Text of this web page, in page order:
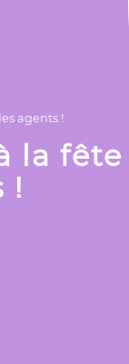
agents !
la fête
!